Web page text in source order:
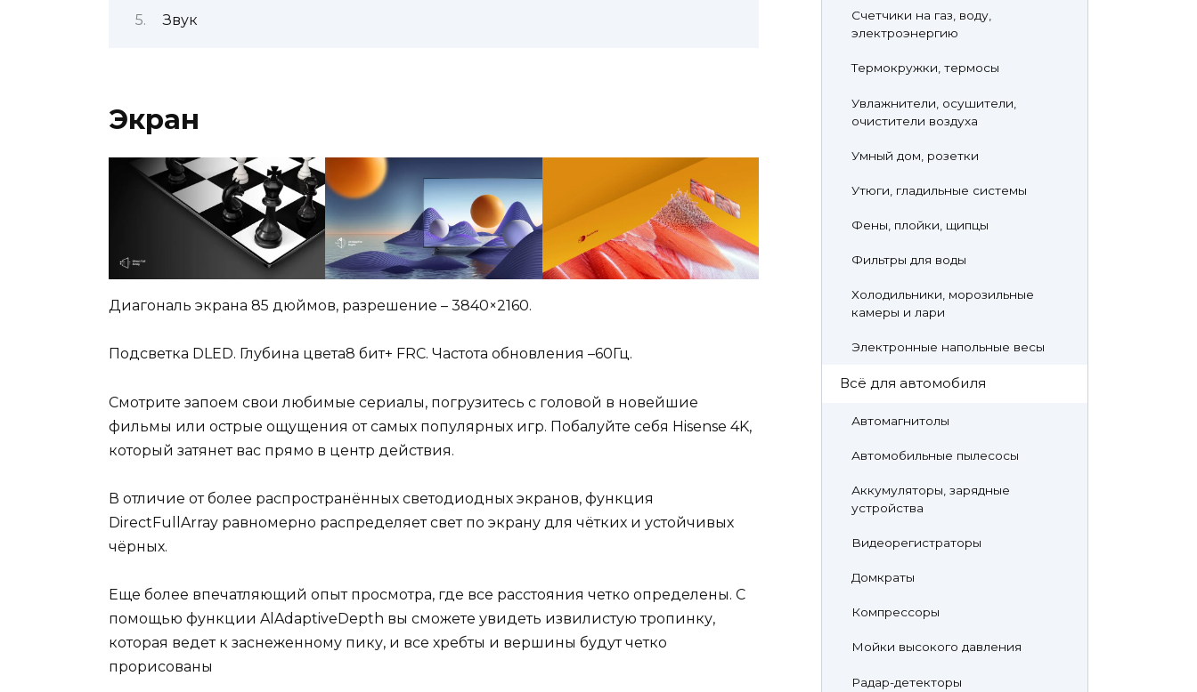
Звук
Экран
Диагональ экрана 85 дюймов, разрешение – 3840×2160.
Подсветка DLED. Глубина цвета8 бит+ FRC. Частота обновления –60Гц.
Смотрите запоем свои любимые сериалы, погрузитесь с головой в новейшие
фильмы или острые ощущения от самых популярных игр. Побалуйте себя Hisense 4K,
который затянет вас прямо в центр действия.
В отличие от более распространённых светодиодных экранов, функция
DirectFullArray равномерно распределяет свет по экрану для чётких и устойчивых
чёрных.
Еще более впечатляющий опыт просмотра, где все расстояния четко определены. С
помощью функции AlAdaptiveDepth вы сможете увидеть извилистую тропинку,
которая ведет к заснеженному пику, и все хребты и вершины будут четко
прорисованы
Счетчики на газ, воду,
электроэнергию
Термокружки, термосы
Увлажнители, осушители,
очистители воздуха
Умный дом, розетки
Утюги, гладильные системы
Фены, плойки, щипцы
Фильтры для воды
Холодильники, морозильные
камеры и лари
Электронные напольные весы
Всё для автомобиля
Автомагнитолы
Автомобильные пылесосы
Аккумуляторы, зарядные
устройства
Видеорегистраторы
Домкраты
Компрессоры
Мойки высокого давления
Радар-детекторы